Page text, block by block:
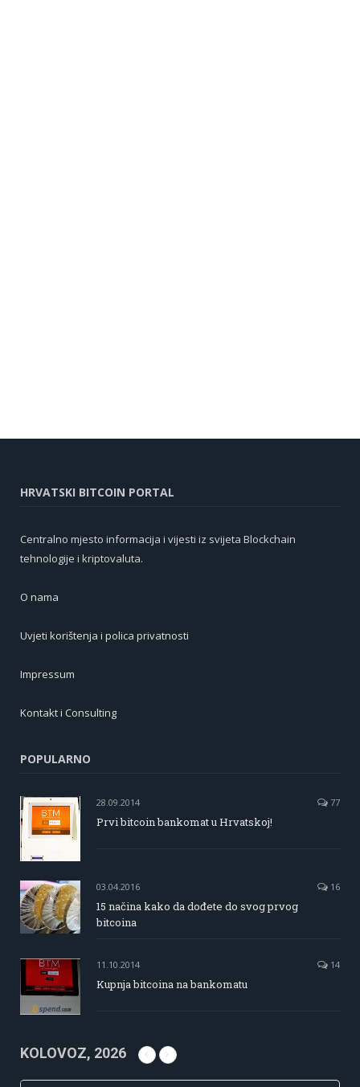
HRVATSKI BITCOIN PORTAL
Centralno mjesto informacija i vijesti iz svijeta Blockchain
tehnologije i kriptovaluta.
O nama
Uvjeti korištenja i polica privatnosti
Impressum
Kontakt i Consulting
POPULARNO
28.09.2014 77
Prvi bitcoin bankomat u Hrvatskoj!
03.04.2016 16
15 načina kako da dođete do svog prvog
bitcoina
11.10.2014 14
Kupnja bitcoina na bankomatu
KOLOVOZ, 2026